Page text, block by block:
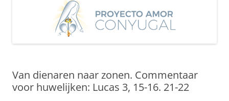
Van dienaren naar zonen. Commentaar
voor huwelijken: Lucas 3, 15-16. 21-22